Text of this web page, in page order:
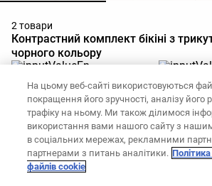
2 товари
Контрастний комплект бікіні з
чорного кольору
Топ бікіні з трикутними чашками
та контрастними швами
1,299 грн
Додати до кошика
Класичні
999 грн
На цьому веб-сайті використовуються
покращення його зручності, аналізу його
трафіку на ньому. Ми також ділимося
використання вами нашого сайту з
в соціальних мережах, рекламними
партнерами з питань аналітики.
файлів cookie